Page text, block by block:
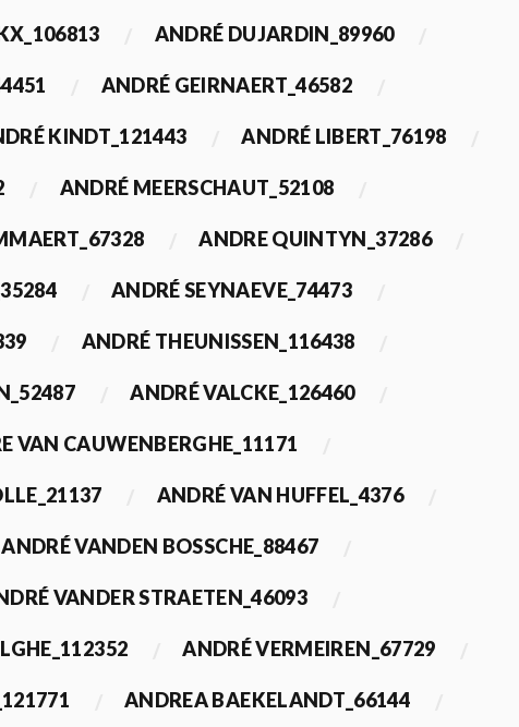
ANDRÉ DUJARDIN_89960
ANDRÉ GEIRNAERT_46582
KINDT_121443 ANDRÉ LIBERT_76198
ANDRÉ MEERSCHAUT_52108
ANDRE QUINTYN_37286
ANDRÉ SEYNAEVE_74473
ANDRÉ THEUNISSEN_116438
ANDRÉ VALCKE_126460
VAN CAUWENBERGHE_11171
ANDRÉ VAN HUFFEL_4376
ANDRÉ VANDEN BOSSCHE_88467
VANDER STRAETEN_46093
ANDRÉ VERMEIREN_67729
ANDREA BAEKELANDT_66144